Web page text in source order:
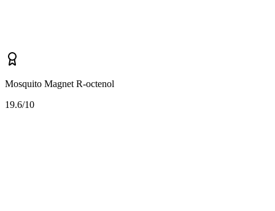
Mosquito Magnet R-octenol
19.6/10